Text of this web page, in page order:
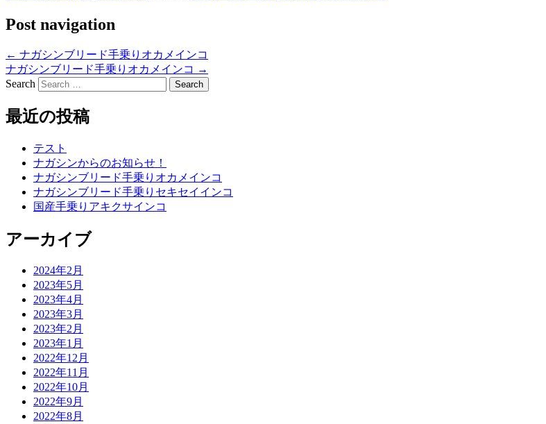
Post navigation
← ナガシンブリード手乗りオカメインコ
ナガシンブリード手乗りオカメインコ →
Search
最近の投稿
テスト
ナガシンからのお知らせ！
ナガシンブリード手乗りオカメインコ
ナガシンブリード手乗りセキセイインコ
国産手乗りアキクサインコ
アーカイブ
2024年2月
2023年5月
2023年4月
2023年3月
2023年2月
2023年1月
2022年12月
2022年11月
2022年10月
2022年9月
2022年8月